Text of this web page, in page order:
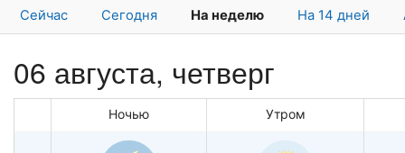
Сейчас Сегодня На неделю На 14 дней
06 августа, четверг
Ночью Утром